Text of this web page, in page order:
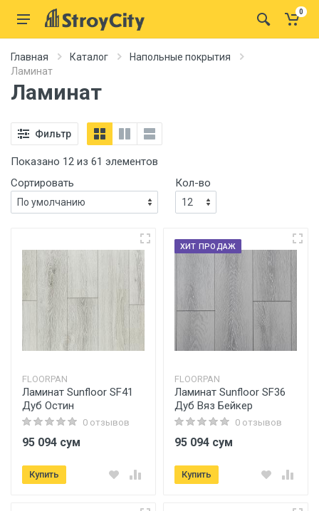
0
Главная Каталог
Напольные покрытия
Ламинат
Ламинат
Фильтр
Показано 12 из 61 элементов
Сортировать
Кол-во
FLOORPAN
Ламинат Sunfloor SF41
Дуб Остин
0 отзывов
95 094 сум
Купить
ХИТ ПРОДАЖ
FLOORPAN
Ламинат Sunfloor SF36
Дуб Вяз Бейкер
0 отзывов
95 094 сум
Купить